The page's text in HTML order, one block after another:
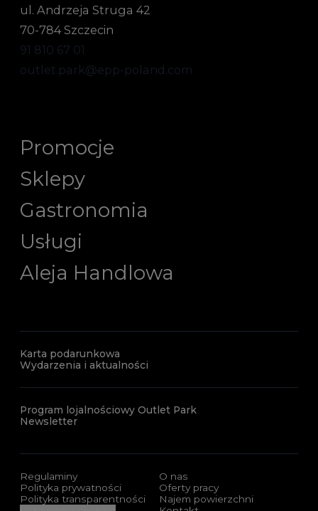
ul. Andrzeja Struga 42
70-784 Szczecin
91 810 67 01
outlet.park@epp-poland.com
Promocje
Sklepy
Gastronomia
Usługi
Aleja Handlowa
Karta podarunkowa
Wydarzenia i aktualności
Program lojalnościowy Outlet Park
Newsletter
Regulaminy
Polityka prywatności
Polityka transparentności
O nas
Oferty pracy
Najem powierzchni